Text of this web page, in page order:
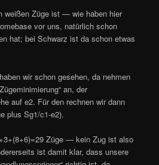
weißen Züge ist — wie haben hier
vor uns, natürlich schon
hat; bei Schwarz ist da schon etwas
wir schon gesehen, da nehmen
an, der
auf e2. Für den rechnen wir dann
plus Sg1/c1-e2).
Züge — kein Zug ist also
ist damit klar, dass unsere